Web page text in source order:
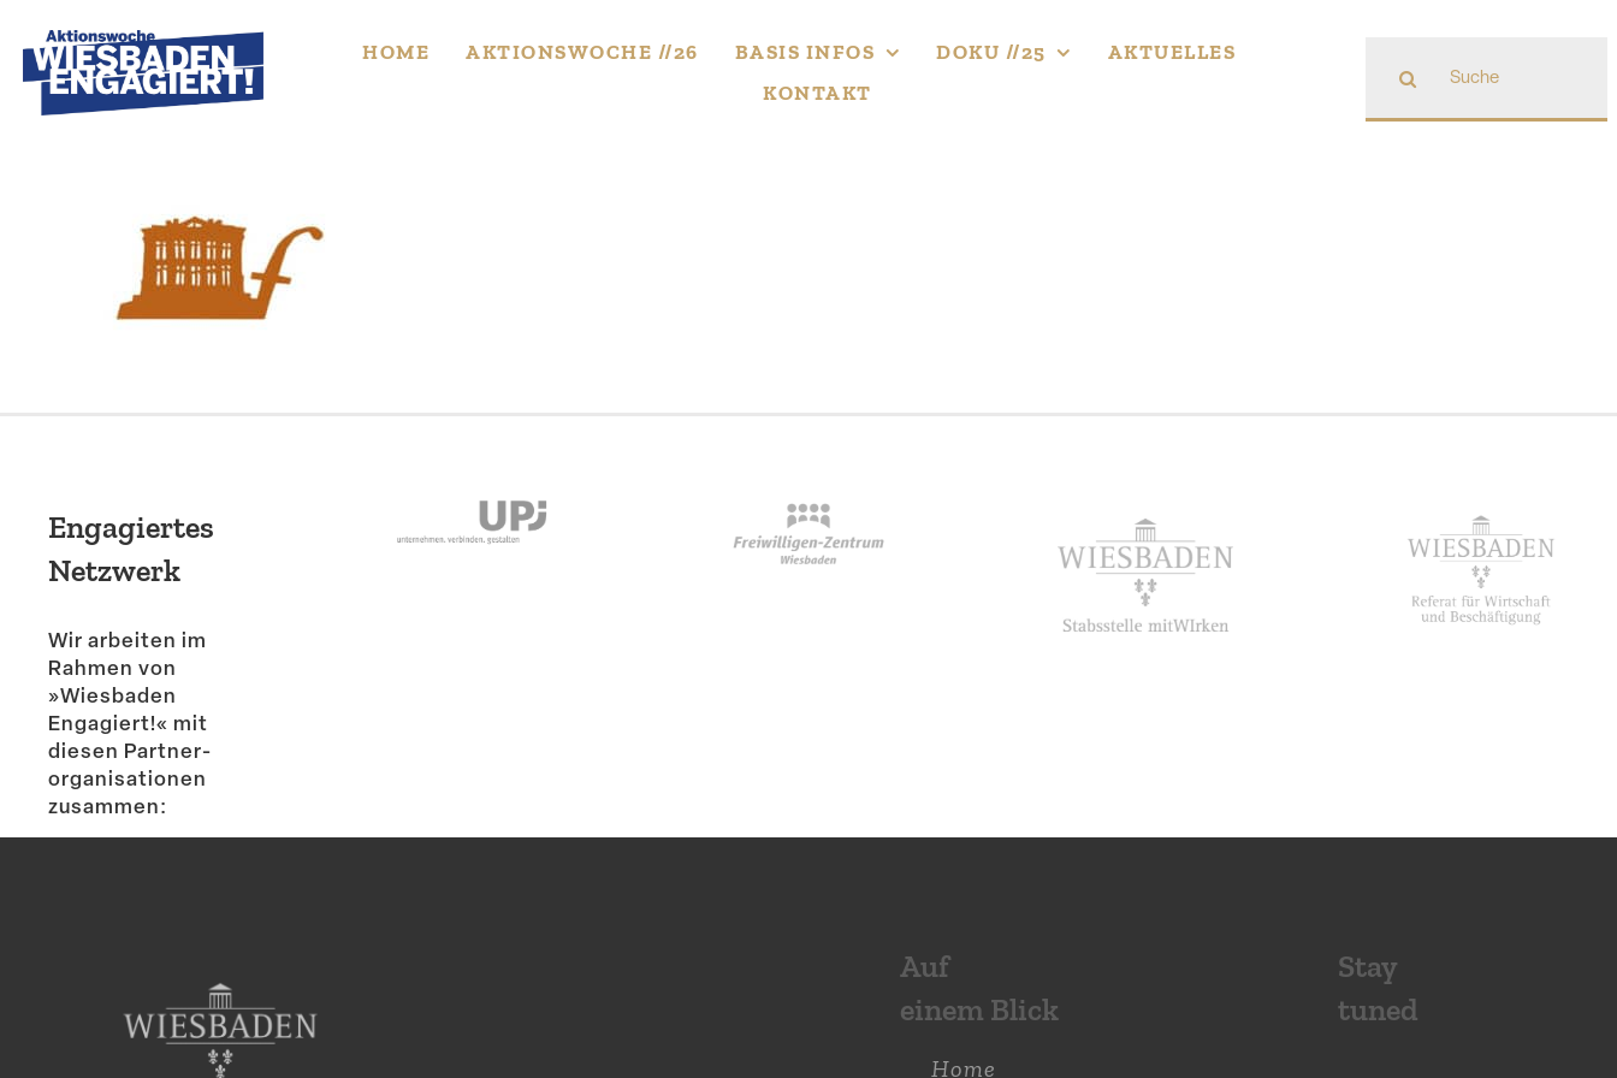
to
content
HOME AKTIONS­WOCHE //26 BASIS INFOS DOKU //25
AKTUELLES
KONTAKT
nach:
Engagiertes
Netzwerk
Wir arbeiten im
Rahmen von
»Wiesbaden
Engagiert!« mit
diesen Partner­
or­ga­ni­sa­tionen
zusammen:
Auf
einem Blick
Home
Stay
tuned